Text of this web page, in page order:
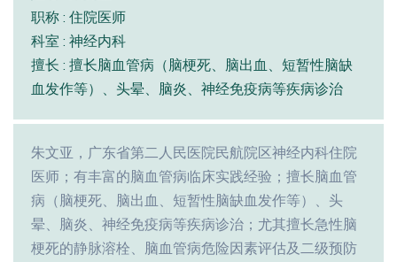
职称 : 住院医师
科室 : 神经内科
擅长 : 擅长脑血管病（脑梗死、脑出血、短暂性脑缺
血发作等）、头晕、脑炎、神经免疫病等疾病诊治
朱文亚，广东省第二人民医院民航院区神经内科住院
医师；有丰富的脑血管病临床实践经验；擅长脑血管
病（脑梗死、脑出血、短暂性脑缺血发作等）、头
晕、脑炎、神经免疫病等疾病诊治；尤其擅长急性脑
梗死的静脉溶栓、脑血管病危险因素评估及二级预防